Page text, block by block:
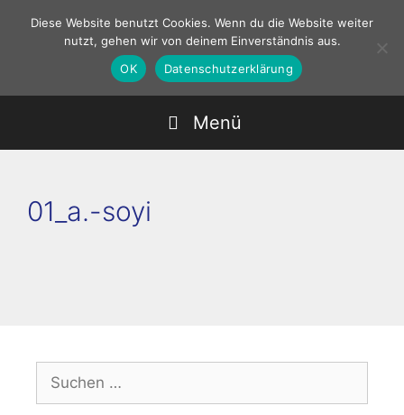
Inhalt
Menü
01_a.-soyi
nach:
Diese Website benutzt Cookies. Wenn du die Website weiter
nutzt, gehen wir von deinem Einverständnis aus.
OK
Datenschutzerklärung